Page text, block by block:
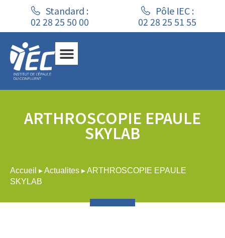
Standard :
02 28 25 50 00
Pôle IEC :
02 28 25 51 55
ARTHROSCOPIE EPAULE
SKYLAB
Accueil ▸Actualites ▸ARTHROSCOPIE EPAULE
SKYLAB